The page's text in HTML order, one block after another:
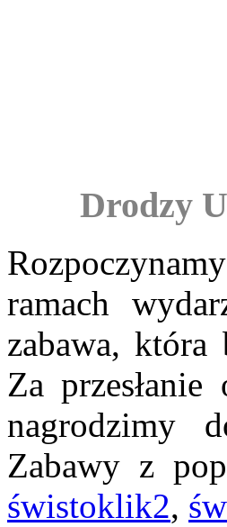
Drodzy
ramach
zabawa, która
Za
nagrodzimy
Zabawy z
świstoklik2,